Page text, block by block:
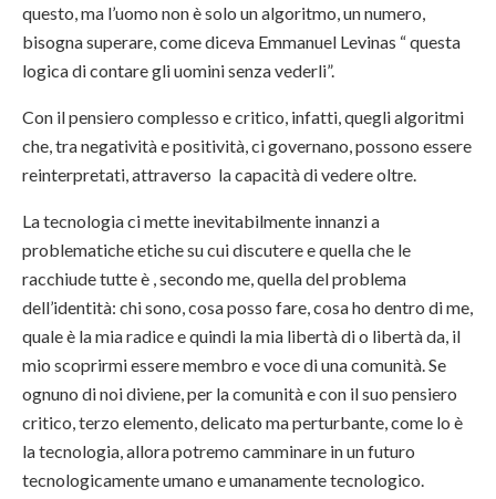
questo, ma l’uomo non è solo un algoritmo, un numero,
bisogna superare, come diceva Emmanuel Levinas “ questa
logica di contare gli uomini senza vederli”.
Con il pensiero complesso e critico, infatti, quegli algoritmi
che, tra negatività e positività, ci governano, possono essere
reinterpretati, attraverso la capacità di vedere oltre.
La tecnologia ci mette inevitabilmente innanzi a
problematiche etiche su cui discutere e quella che le
racchiude tutte è , secondo me, quella del problema
dell’identità: chi sono, cosa posso fare, cosa ho dentro di me,
quale è la mia radice e quindi la mia libertà di o libertà da, il
mio scoprirmi essere membro e voce di una comunità. Se
ognuno di noi diviene, per la comunità e con il suo pensiero
critico, terzo elemento, delicato ma perturbante, come lo è
la tecnologia, allora potremo camminare in un futuro
tecnologicamente umano e umanamente tecnologico.